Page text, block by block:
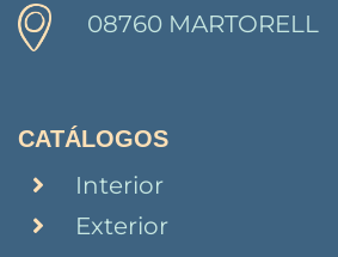
08760 MARTORELL
CATÁLOGOS
Interior
Exterior